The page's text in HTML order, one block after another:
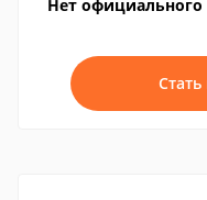
Нет официального